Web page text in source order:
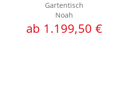
Gartentisch
Noah
ab 1.199,50 €